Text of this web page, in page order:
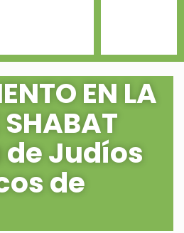
EN LA
SHABAT
Judíos
de